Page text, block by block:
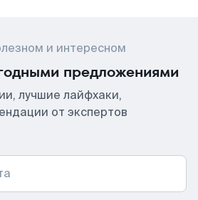
и интересном
предложениями
лучшие лайфхаки,
от экспертов